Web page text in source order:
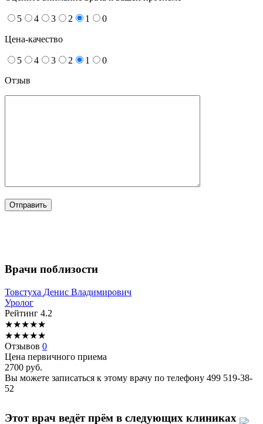
5 4 3 2 1 0
Цена-качество
5 4 3 2 1
0
Отзыв
Врачи поблизости
Товстуха Денис Владимирович
Уролог
Рейтинг 4.2
★★★★★
★★★★★
Отзывов 0
Цена первичного приема
2700 руб.
Вы можете записаться к этому врачу по телефону 499 519-38-
52
Этот врач ведёт прём в следующих клиниках